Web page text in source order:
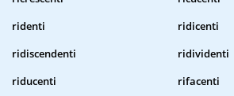
ridenti
ridicenti
ridiscendenti
ridividenti
riducenti
rifacenti